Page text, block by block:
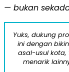
— bukan
Yuks, dukung
ini dengan
asal-usul
menarik